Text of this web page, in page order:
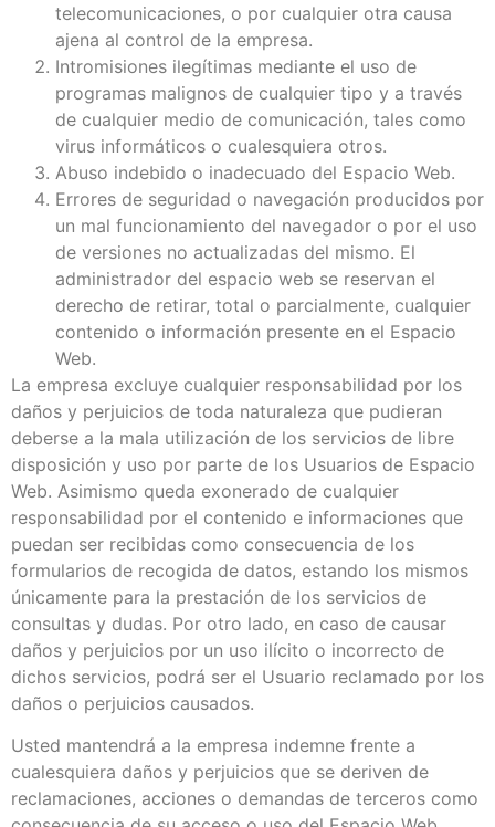
telecomunicaciones, o por cualquier otra causa
ajena al control de la empresa.
Intromisiones ilegítimas mediante el uso de
programas malignos de cualquier tipo y a través
de cualquier medio de comunicación, tales como
virus informáticos o cualesquiera otros.
Abuso indebido o inadecuado del Espacio Web.
Errores de seguridad o navegación producidos por
un mal funcionamiento del navegador o por el uso
de versiones no actualizadas del mismo. El
administrador del espacio web se reservan el
derecho de retirar, total o parcialmente, cualquier
contenido o información presente en el Espacio
Web.
La empresa excluye cualquier responsabilidad por los
daños y perjuicios de toda naturaleza que pudieran
deberse a la mala utilización de los servicios de libre
disposición y uso por parte de los Usuarios de Espacio
Web. Asimismo queda exonerado de cualquier
responsabilidad por el contenido e informaciones que
puedan ser recibidas como consecuencia de los
formularios de recogida de datos, estando los mismos
únicamente para la prestación de los servicios de
consultas y dudas. Por otro lado, en caso de causar
daños y perjuicios por un uso ilícito o incorrecto de
dichos servicios, podrá ser el Usuario reclamado por los
daños o perjuicios causados.
Usted mantendrá a la empresa indemne frente a
cualesquiera daños y perjuicios que se deriven de
reclamaciones, acciones o demandas de terceros como